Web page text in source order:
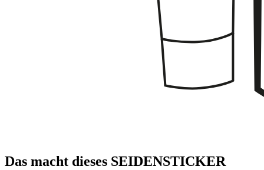
Das macht dieses SEIDENSTICKER